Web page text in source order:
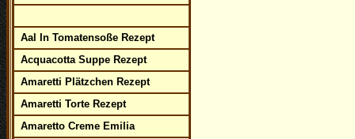
Aal In Tomatensoße Rezept
Acquacotta Suppe Rezept
Amaretti Plätzchen Rezept
Amaretti Torte Rezept
Amaretto Creme Emilia